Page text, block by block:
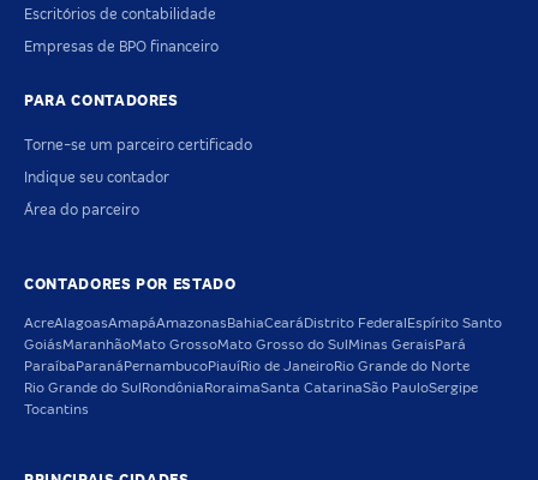
Escritórios de contabilidade
Empresas de BPO financeiro
PARA CONTADORES
Torne-se um parceiro certificado
Indique seu contador
Área do parceiro
CONTADORES POR ESTADO
AcreAlagoasAmapáAmazonas BahiaCeará Distrito Federal Espírito Santo
GoiásMaranhãoMato GrossoMato Grosso do Sul Minas Gerais Pará
Paraíba Paraná PernambucoPiauíRio de JaneiroRio Grande do Norte
Rio Grande do Sul Rondônia RoraimaSanta CatarinaSão PauloSergipe
Tocantins